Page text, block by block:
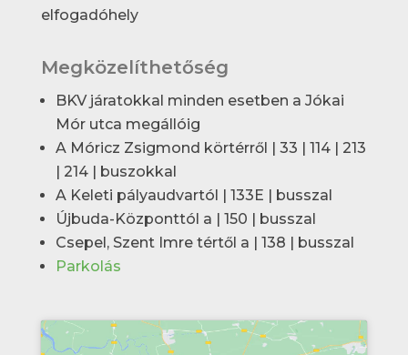
elfogadóhely
Megközelíthetőség
BKV járatokkal minden esetben a Jókai
Mór utca megállóig
A Móricz Zsigmond körtérről | 33 | 114 | 213
| 214 | buszokkal
A Keleti pályaudvartól | 133E | busszal
Újbuda-Központtól a | 150 | busszal
Csepel, Szent Imre tértől a | 138 | busszal
Parkolás